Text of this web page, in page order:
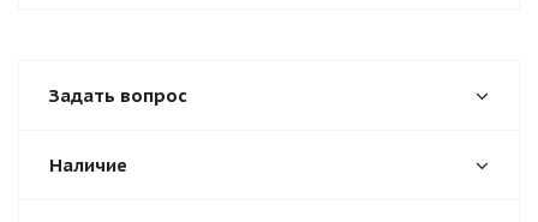
Задать вопрос
Наличие